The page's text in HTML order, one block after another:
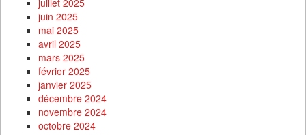
juillet 2025
juin 2025
mai 2025
avril 2025
mars 2025
février 2025
janvier 2025
décembre 2024
novembre 2024
octobre 2024